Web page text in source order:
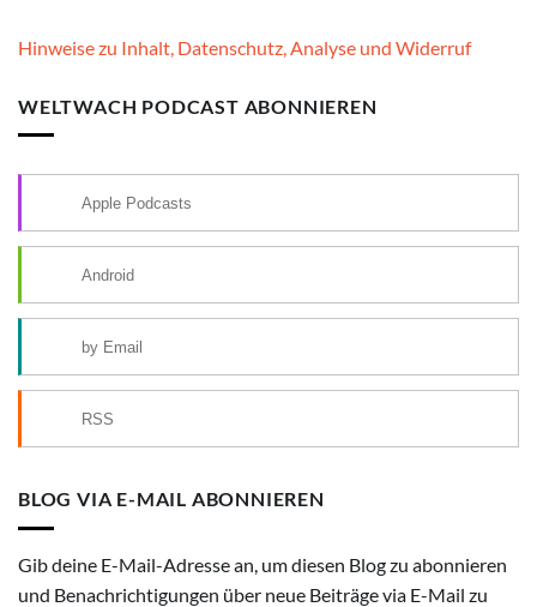
Hinweise zu Inhalt, Datenschutz, Analyse und Widerruf
WELTWACH PODCAST ABONNIEREN
Apple Podcasts
Android
by Email
RSS
BLOG VIA E-MAIL ABONNIEREN
Gib deine E-Mail-Adresse an, um diesen Blog zu abonnieren
und Benachrichtigungen über neue Beiträge via E-Mail zu